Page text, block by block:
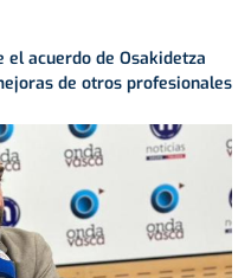
el acuerdo de Osakidetza
de otros profesionales